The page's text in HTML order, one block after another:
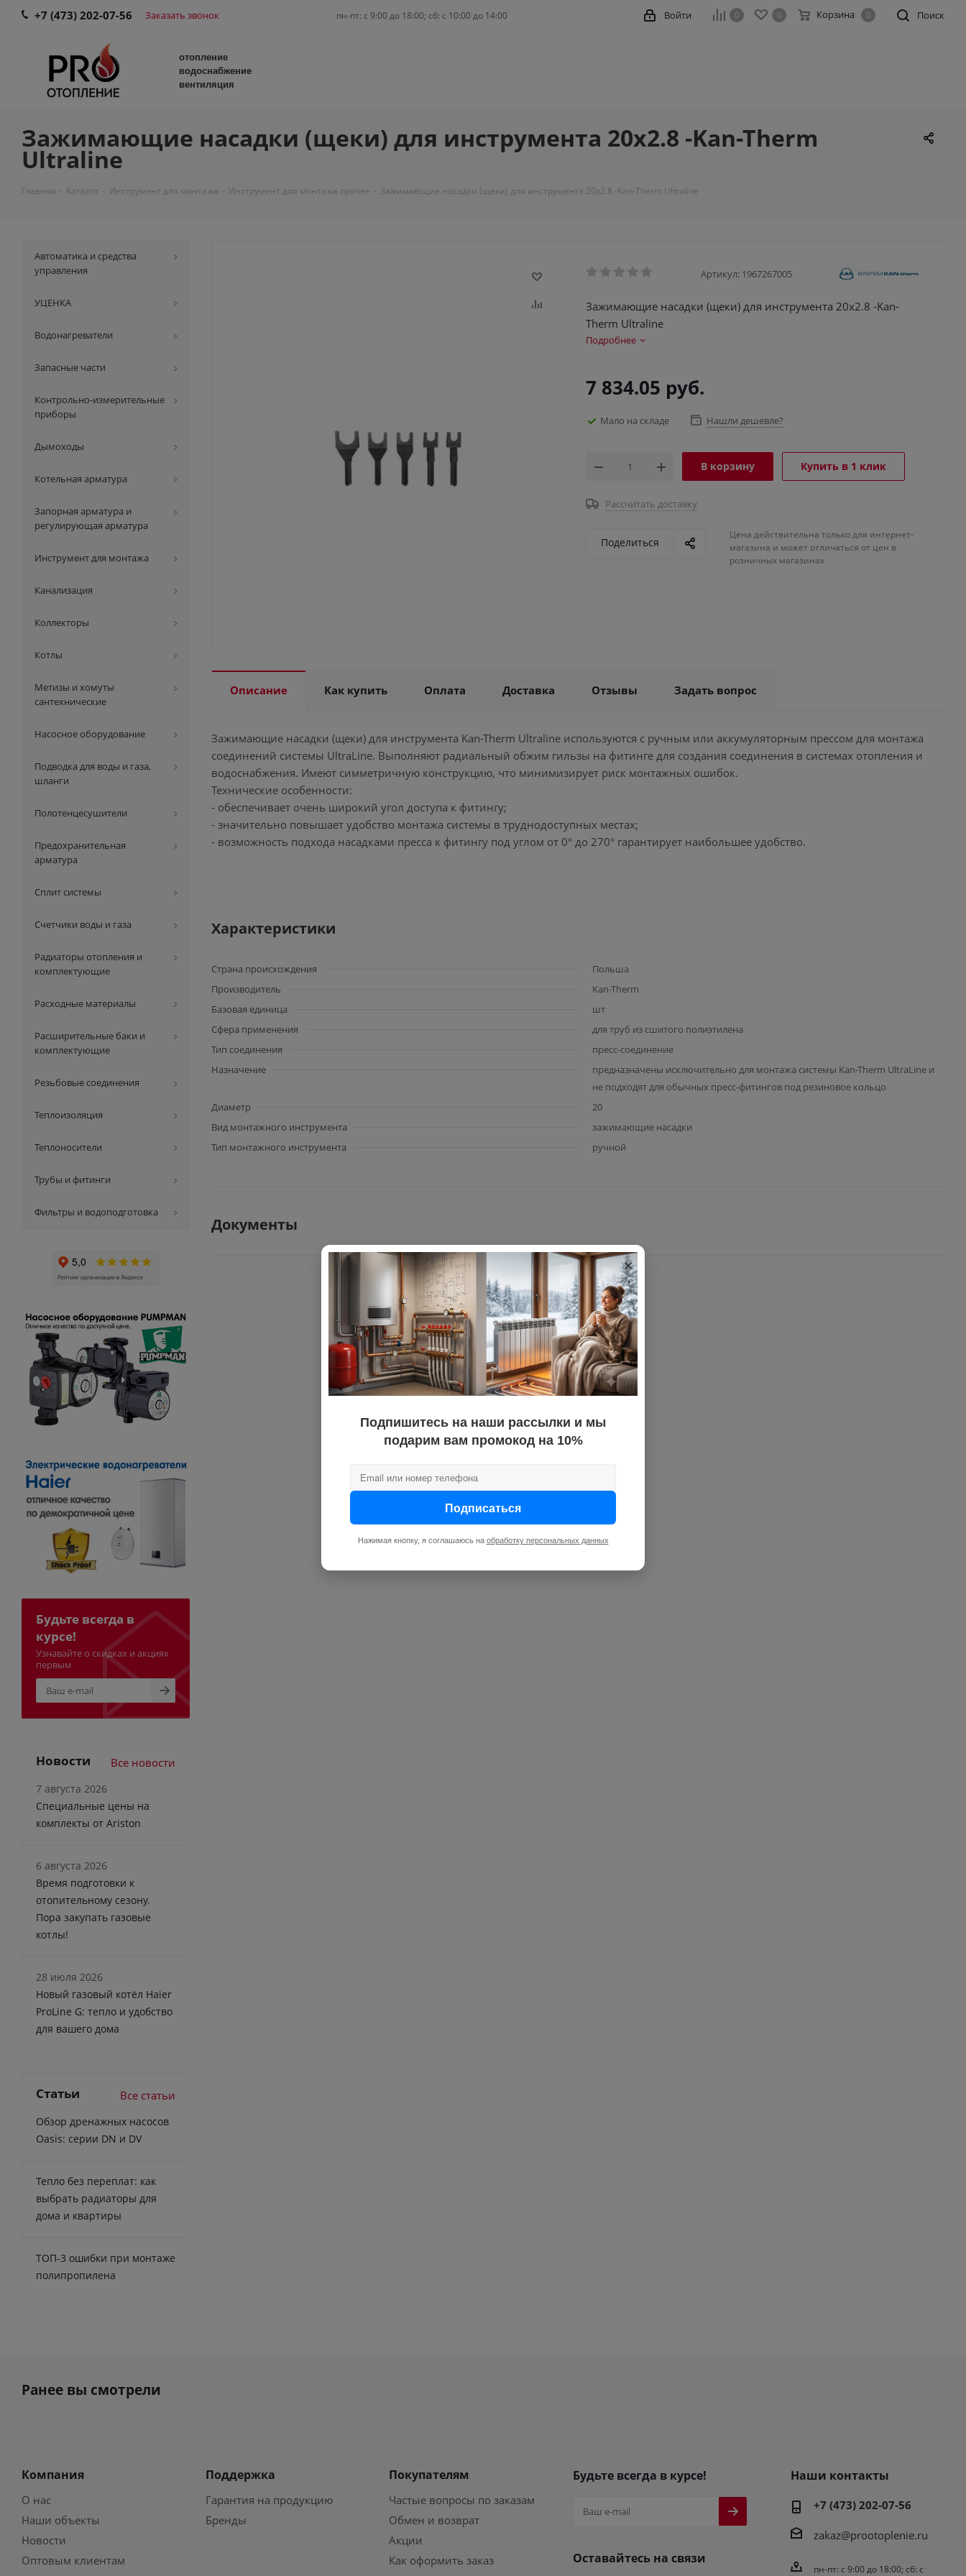
+7 (473) 202-07-56 Заказать звонок пн-пт: c 9:00 до 18:00; сб: с 10:00 до 14:00 Поиск
0 0 Корзина 0
Войти
отопление
водоснабжение
вентиляция
Зажимающие насадки (щеки) для инструмента 20x2.8 -Kan-Therm
Ultraline
Главная - Каталог - Инструмент для монтажа - Инструмент для монтажа прочее - Зажимающие насадки (щеки) для инструмента 20x2.8 -Kan-Therm Ultraline
Артикул: 1967267005
Зажимающие насадки (щеки) для инструмента 20x2.8 -Kan-
Therm Ultraline
Подробнее
7 834.05 руб.
Мало на складе Нашли дешевле?
В корзину Купить в 1 клик
Рассчитать доставку
Поделиться
Цена действительна только для интернет-
магазина и может отличаться от цен в
розничных магазинах
Описание Как купить Оплата Доставка Отзывы Задать вопрос
Зажимающие насадки (щеки) для инструмента Kan-Therm Ultraline используются с ручным или аккумуляторным прессом для монтажа
соединений системы UltraLine. Выполняют радиальный обжим гильзы на фитинге для создания соединения в системах отопления и
водоснабжения. Имеют симметричную конструкцию, что минимизирует риск монтажных ошибок.
Технические особенности:
- обеспечивает очень широкий угол доступа к фитингу;
- значительно повышает удобство монтажа системы в труднодоступных местах;
- возможность подхода насадками пресса к фитингу под углом от 0° до 270° гарантирует наибольшее удобство.
Характеристики
Страна происхождения
Польша
Производитель
Kan-Therm
Базовая единица
шт
Сфера применения
для труб из сшитого полиэтилена
Тип соединения
пресс-соединение
Назначение
предназначены исключительно для монтажа системы Kan-Therm UltraLine и
не подходят для обычных пресс-фитингов под резиновое кольцо
Диаметр
20
Вид монтажного инструмента
зажимающие насадки
Тип монтажного инструмента
ручной
Документы
Автоматика и средства
управления
УЦЕНКА
Водонагреватели
Запасные части
Контрольно-измерительные
приборы
Дымоходы
Котельная арматура
Запорная арматура и
регулирующая арматура
Инструмент для монтажа
Канализация
Коллекторы
Котлы
Метизы и хомуты
сантехнические
Насосное оборудование
Подводка для воды и газа,
шланги
Полотенцесушители
Предохранительная
арматура
Сплит системы
Счетчики воды и газа
Радиаторы отопления и
комплектующие
Расходные материалы
Расширительные баки и
комплектующие
Резьбовые соединения
Теплоизоляция
Теплоносители
Трубы и фитинги
Фильтры и водоподготовка
Будьте всегда в
курсе!
Узнавайте о скидках и акциях
первым
Новости Все новости
7 августа 2026
Специальные цены на
комплекты от Ariston
6 августа 2026
Время подготовки к
отопительному сезону.
Пора закупать газовые
котлы!
28 июля 2026
Новый газовый котёл Haier
ProLine G: тепло и удобство
для вашего дома
Статьи Все статьи
Обзор дренажных насосов
Oasis: серии DN и DV
Тепло без переплат: как
выбрать радиаторы для
дома и квартиры
ТОП-3 ошибки при монтаже
полипропилена
Ранее вы смотрели
Компания
О нас
Наши объекты
Новости
Оптовым клиентам
Поддержка
Гарантия на продукцию
Бренды
Покупателям
Частые вопросы по заказам
Обмен и возврат
Акции
Как оформить заказ
Будьте всегда в курсе!
Оставайтесь на связи
Наши контакты
+7 (473) 202-07-56
zakaz@prootoplenie.ru
пн-пт: c 9:00 до 18:00; сб: с
×
Подпишитесь на наши рассылки и мы
подарим вам промокод на 10%
Подписаться
Нажимая кнопку, я соглашаюсь на обработку персональных данных